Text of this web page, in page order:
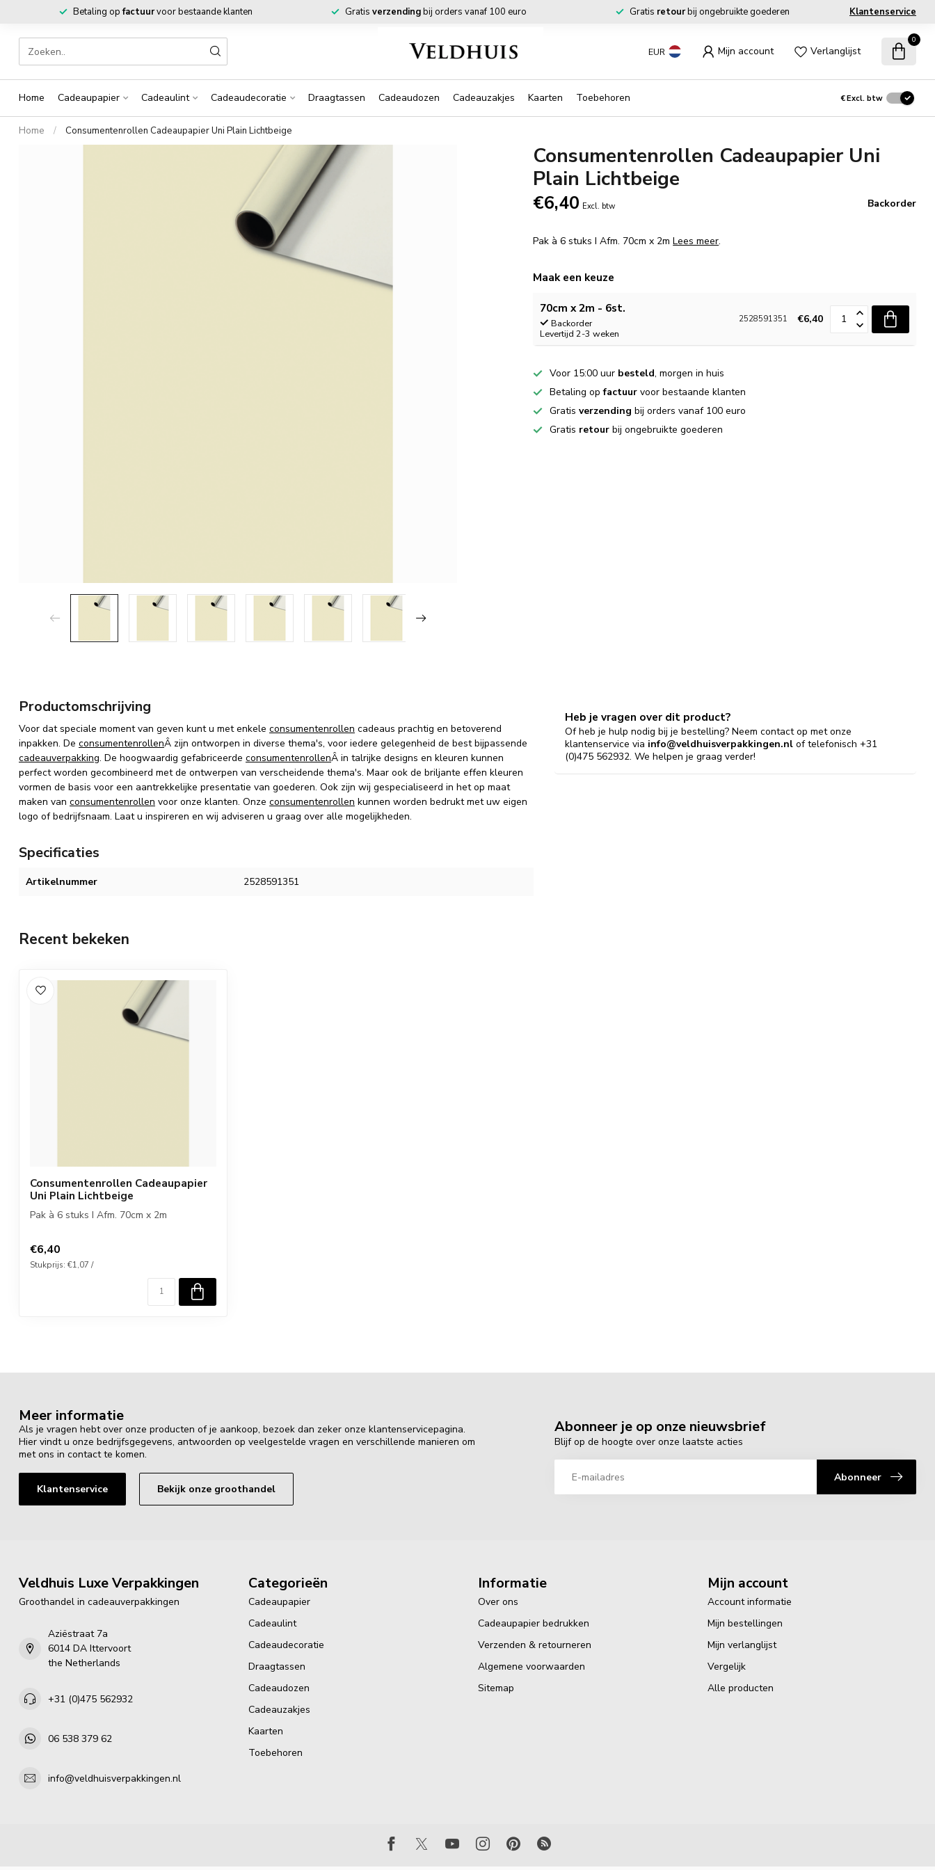
Betaling opfactuurvoor bestaande klanten Gratis verzendingbij orders vanaf 100 euro Gratis retourbij ongebruikte goederen Klantenservice
EUR Mijn account Verlanglijst
0
Home Cadeaupapier Cadeaulint Cadeaudecoratie Draagtassen Cadeaudozen Cadeauzakjes Kaarten Toebehoren €Excl. btw
Home / Consumentenrollen Cadeaupapier Uni Plain Lichtbeige
Consumentenrollen Cadeaupapier Uni
Plain Lichtbeige
€6,40 Excl. btw Backorder
Pak à 6 stuks I Afm. 70cm x 2mLees meer.
Maak een keuze
70cm x 2m - 6st.
Backorder
Levertijd 2-3 weken
2528591351 €6,40
Voor 15:00 uur besteld, morgen in huis
Betaling opfactuur voor bestaande klanten
Gratisverzending bij orders vanaf 100 euro
Gratis retour bij ongebruikte goederen
Productomschrijving
Voor dat speciale moment van geven kunt u met enkele consumentenrollen cadeaus prachtig en betoverend
inpakken. De consumentenrollenÂ zijn ontworpen in diverse thema's, voor iedere gelegenheid de best bijpassende
cadeauverpakking. De hoogwaardig gefabriceerde consumentenrollenÂ in talrijke designs en kleuren kunnen
perfect worden gecombineerd met de ontwerpen van verscheidende thema's. Maar ook de briljante effen kleuren
vormen de basis voor een aantrekkelijke presentatie van goederen. Ook zijn wij gespecialiseerd in het op maat
maken van consumentenrollen voor onze klanten. Onze consumentenrollen kunnen worden bedrukt met uw eigen
logo of bedrijfsnaam. Laat u inspireren en wij adviseren u graag over alle mogelijkheden.
Specificaties
Artikelnummer 2528591351
Heb je vragen over dit product?
Of heb je hulp nodig bij je bestelling? Neem contact op met onze
klantenservice via info@veldhuisverpakkingen.nl of telefonisch +31
(0)475 562932. We helpen je graag verder!
Recent bekeken
Consumentenrollen Cadeaupapier
Uni Plain Lichtbeige
Pak à 6 stuks I Afm. 70cm x 2m
€6,40
Stukprijs: €1,07 /
Meer informatie
Als je vragen hebt over onze producten of je aankoop, bezoek dan zeker onze klantenservicepagina.
Hier vindt u onze bedrijfsgegevens, antwoorden op veelgestelde vragen en verschillende manieren om
met ons in contact te komen.
Klantenservice Bekijk onze groothandel
Abonneer je op onze nieuwsbrief
Blijf op de hoogte over onze laatste acties
Abonneer
Veldhuis Luxe Verpakkingen
Groothandel in cadeauverpakkingen
Aziëstraat 7a
6014 DA Ittervoort
the Netherlands
+31 (0)475 562932
06 538 379 62
info@veldhuisverpakkingen.nl
Categorieën
Cadeaupapier
Cadeaulint
Cadeaudecoratie
Draagtassen
Cadeaudozen
Cadeauzakjes
Kaarten
Toebehoren
Informatie
Over ons
Cadeaupapier bedrukken
Verzenden & retourneren
Algemene voorwaarden
Sitemap
Mijn account
Account informatie
Mijn bestellingen
Mijn verlanglijst
Vergelijk
Alle producten